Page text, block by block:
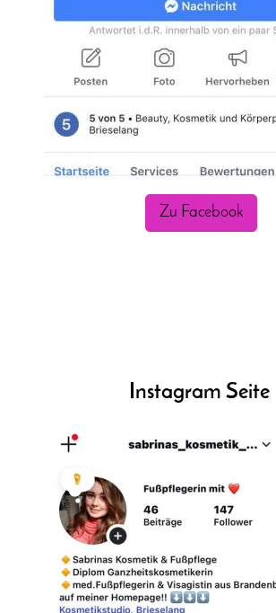
Zu Facebook
Instagram Seite